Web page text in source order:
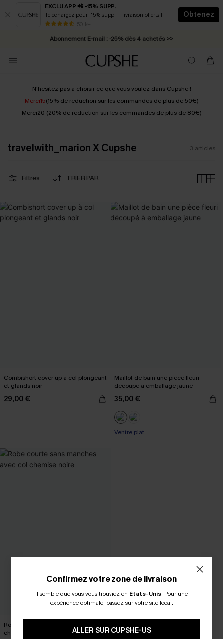
EXCLU APP 📲 -15% SUPP.
Téléchargez pour -15% supp. + livraison offerts !
50 k+
Obtenez
* Livraison éclair 2-3 jours ouvrés >>
Abonnement E-mail : -25% dès 4 achetés >>
N'hésitez pas à choisir ce que vous voulez dans Cupshe !
Merci15(15% de réduction sur les commandes de plus de 50€)
Merci20 (20% de réduction sur les commandes de plus de 80€)
travelwith_marion X Cupshe 3 articles
Filtres TRIER PAR
Combishort cover up à col plongeant
et glands noir
29,00 €
Maillot de bain une pièce fleuri
découpé à emballage jaune
35,00 €
Ventre plat
Robe courte sans manches avec col
chemise noire
Confirmez votre zone de livraison
Il semble que vous vous trouviez en États-Unis. Pour une
expérience optimale, passez sur votre site local.
ALLER SUR CUPSHE-US